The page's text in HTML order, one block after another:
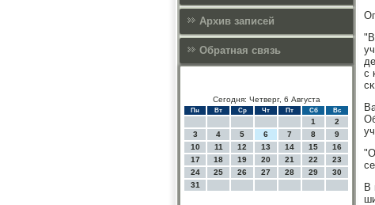
Архив записей
Обратная связь
Сегодня: Четверг, 6 Августа
Пн Вт Ср Чт Пт Сб Вс
1
2
3
4 5 6 7 8
9
10
11 12 13 14 15
16
17
18 19 20 21 22
23
24
25 26 27 28 29
30
31
с
В